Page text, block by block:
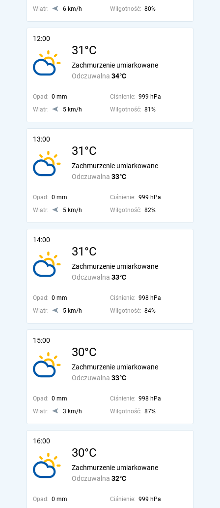
Wiatr:
6 km/h Wilgotność: 80%
12:00
31°C
Odczuwalna 34°C
Zachmurzenie umiarkowane
Opad: 0 mm Ciśnienie: 999 hPa
Wiatr:
5 km/h Wilgotność: 81%
13:00
31°C
Odczuwalna 33°C
Zachmurzenie umiarkowane
Opad: 0 mm Ciśnienie: 999 hPa
Wiatr:
5 km/h Wilgotność: 82%
14:00
31°C
Odczuwalna 33°C
Zachmurzenie umiarkowane
Opad: 0 mm Ciśnienie: 998 hPa
Wiatr:
5 km/h Wilgotność: 84%
15:00
30°C
Odczuwalna 33°C
Zachmurzenie umiarkowane
Opad: 0 mm Ciśnienie: 998 hPa
Wiatr:
3 km/h Wilgotność: 87%
16:00
30°C
Odczuwalna 32°C
Zachmurzenie umiarkowane
Opad: 0 mm Ciśnienie: 999 hPa